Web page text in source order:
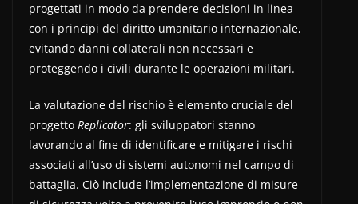
progettati in modo da prendere decisioni in linea
con i principi del diritto umanitario internazionale,
evitando danni collaterali non necessari e
proteggendo i civili durante le operazioni militari.
La valutazione del rischio è elemento cruciale del
progetto Replicator: gli sviluppatori stanno
lavorando al fine di identificare e mitigare i rischi
associati all’uso di sistemi autonomi nel campo di
battaglia. Ciò include l’implementazione di misure